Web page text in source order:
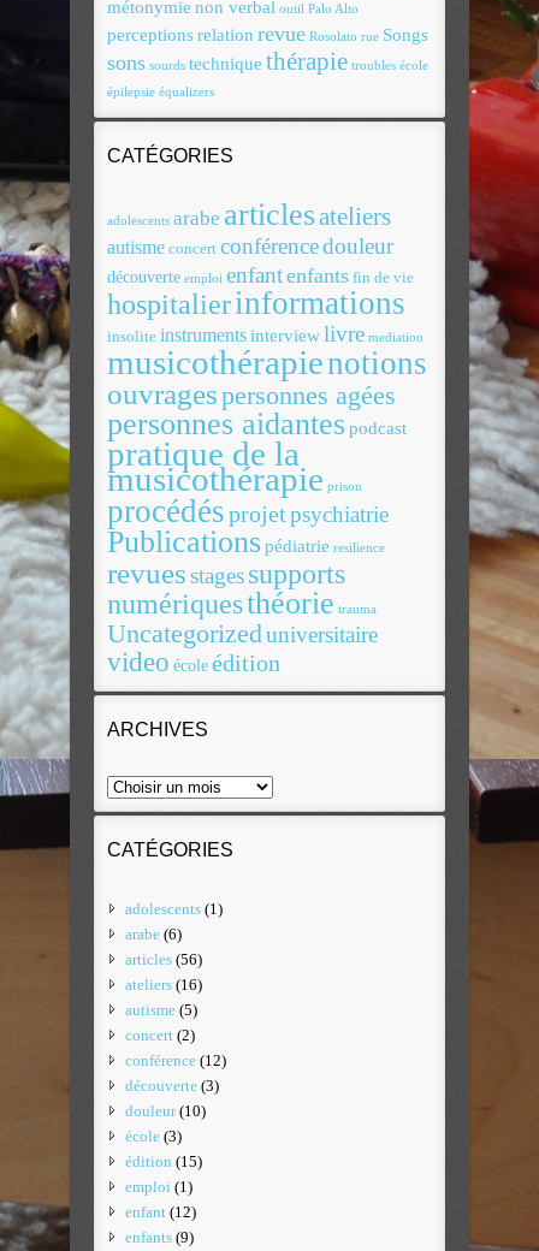
métonymie non verbal outil Palo Alto
perceptionsrelation revue Rosolato rue Songs
sons sourds technique thérapie troubles école
épilepsie équalizers
CATÉGORIES
adolescents arabe articlesateliers
autisme concert conférencedouleur
découverte emploi enfantenfants fin de vie
hospitalierinformations
insolite instrumentsinterviewlivre mediation
musicothérapienotions
ouvragespersonnes agées
personnes aidantes podcast
pratique de la
musicothérapie prison
procédésprojetpsychiatrie
Publications pédiatrie resilience
revuesstagessupports
numériquesthéorie trauma
Uncategorizeduniversitaire
video école édition
ARCHIVES
CATÉGORIES
adolescents (1)
arabe (6)
articles (56)
ateliers (16)
autisme (5)
concert (2)
conférence (12)
découverte (3)
douleur(10)
école (3)
édition (15)
emploi (1)
enfant (12)
enfants (9)